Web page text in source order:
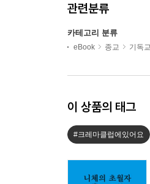
관련분류
카테고리 분류
eBook 종교 기독교
이 상품의 태그
#크레마클럽에있어요